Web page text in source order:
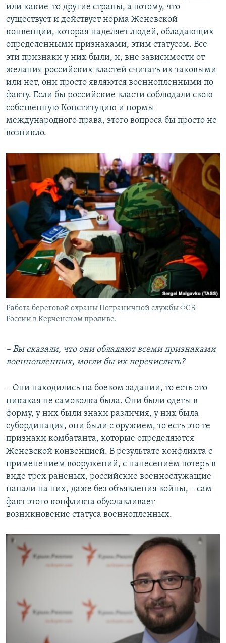
или какие-то другие страны, а потому, что
существует и действует норма Женевской
конвенции, которая наделяет людей, обладающих
определенными признаками, этим статусом. Все
эти признаки у них были, и, вне зависимости от
желания российских властей считать их таковыми
или нет, они просто являются военнопленными по
факту. Если бы российские власти соблюдали свою
собственную Конституцию и нормы
международного права, этого вопроса бы просто не
возникло.
Работа береговой охраны Пограничной службы ФСБ
России в Керченском проливе.
– Вы сказали, что они обладают всеми признаками
военнопленных, могли бы их перечислить?
– Они находились на боевом задании, то есть это
никакая не самоволка была. Они были одеты в
форму, у них были знаки различия, у них была
субординация, они были с оружием, то есть это те
признаки комбатанта, которые определяются
Женевской конвенцией. В результате конфликта с
применением вооружений, с нанесением потерь в
виде трех раненых, российские военнослужащие
напали на них, даже без объявления войны, – сам
факт этого конфликта обуславливает
возникновение статуса военнопленных.